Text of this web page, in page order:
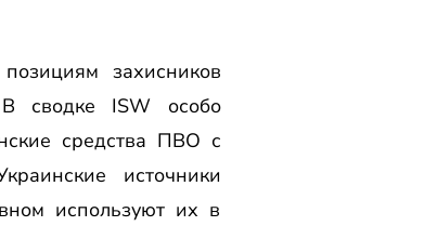
захисников
В сводке ISW особо
средства ПВО с
источники
используют их в